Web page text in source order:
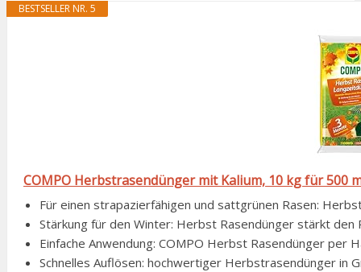
BESTSELLER NR. 5
COMPO Herbstrasendünger mit Kalium, 10 kg für 500
Für einen strapazierfähigen und sattgrünen Rasen:
Stärkung für den Winter: Herbst Rasendünger stärkt
Einfache Anwendung: COMPO Herbst Rasendünger per
Schnelles Auflösen: hochwertiger Herbstrasendünger in